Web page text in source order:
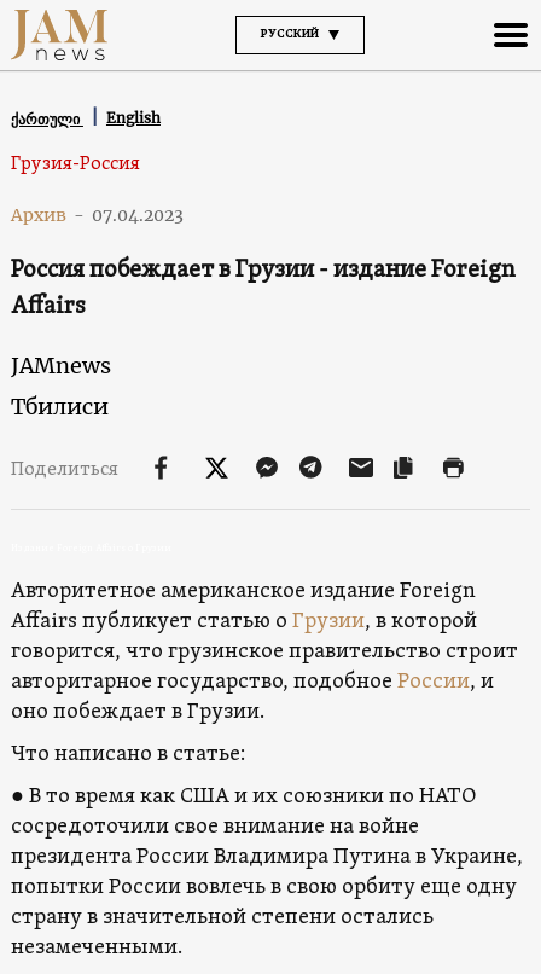
РУССКИЙ
ქართული English
Грузия-Россия
Архив - 07.04.2023
Россия побеждает в Грузии - издание Foreign
Affairs
JAMnews
Тбилиси
Поделиться
Авторитетное американское издание Foreign
Affairs публикует статью о Грузии, в которой
говорится, что грузинское правительство строит
авторитарное государство, подобное России, и
оно побеждает в Грузии.
Что написано в статье:
● В то время как США и их союзники по НАТО
сосредоточили свое внимание на войне
президента России Владимира Путина в Украине,
попытки России вовлечь в свою орбиту еще одну
страну в значительной степени остались
незамеченными.